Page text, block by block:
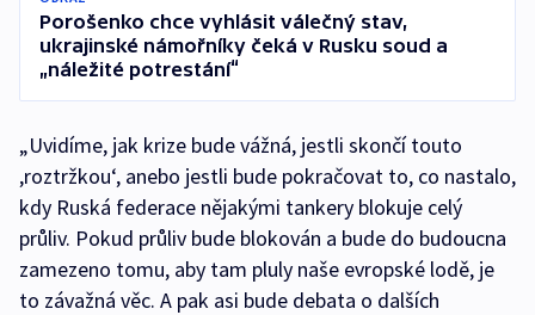
Porošenko chce vyhlásit válečný stav,
ukrajinské námořníky čeká v Rusku soud a
„náležité potrestání“
„Uvidíme, jak krize bude vážná, jestli skončí touto
,roztržkou‘, anebo jestli bude pokračovat to, co nastalo,
kdy Ruská federace nějakými tankery blokuje celý
průliv. Pokud průliv bude blokován a bude do budoucna
zamezeno tomu, aby tam pluly naše evropské lodě, je
to závažná věc. A pak asi bude debata o dalších